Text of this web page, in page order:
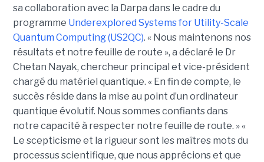
sa collaboration avec la Darpa dans le cadre du
programme Underexplored Systems for Utility-Scale
Quantum Computing (US2QC). « Nous maintenons nos
résultats et notre feuille de route », a déclaré le Dr
Chetan Nayak, chercheur principal et vice-président
chargé du matériel quantique. « En fin de compte, le
succès réside dans la mise au point d’un ordinateur
quantique évolutif. Nous sommes confiants dans
notre capacité à respecter notre feuille de route. »«
Le scepticisme et la rigueur sont les maîtres mots du
processus scientifique, que nous apprécions et que